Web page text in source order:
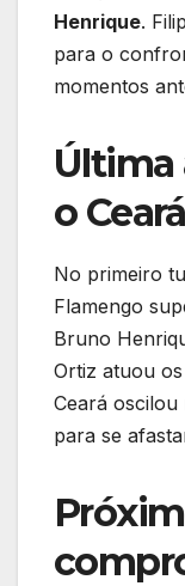
Henrique.
para o
momentos
Última
o Ceará
No primeiro
Flamengo
Bruno
Ortiz atuou
Ceará oscilou
para se